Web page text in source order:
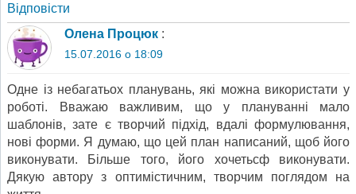
Відповіcти
Олена Процюк :
15.07.2016 о 18:09
Одне із небагатьох планувань, які можна використати у
роботі. Вважаю важливим, що у плануванні мало
шаблонів, зате є творчий підхід, вдалі формулювання,
нові форми. Я думаю, що цей план написаний, щоб його
виконувати. Більше того, його хочетьсф виконувати.
Дякую автору з оптимістичним, творчим поглядом на